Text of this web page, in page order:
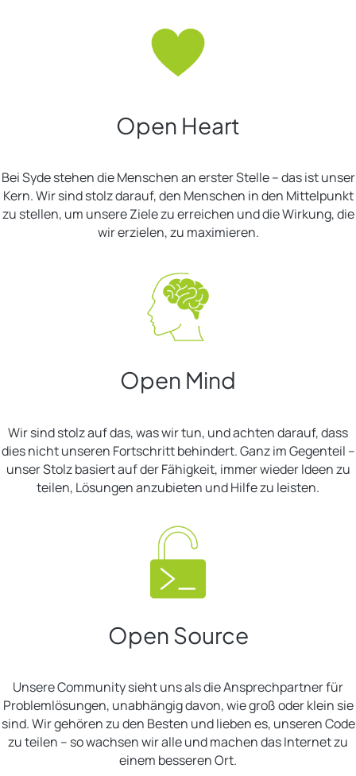
Open Heart
Bei Syde stehen die Menschen an erster Stelle – das ist unser
Kern. Wir sind stolz darauf, den Menschen in den Mittelpunkt
zu stellen, um unsere Ziele zu erreichen und die Wirkung, die
wir erzielen, zu maximieren.
Open Mind
Wir sind stolz auf das, was wir tun, und achten darauf, dass
dies nicht unseren Fortschritt behindert. Ganz im Gegenteil –
unser Stolz basiert auf der Fähigkeit, immer wieder Ideen zu
teilen, Lösungen anzubieten und Hilfe zu leisten.
Open Source
Unsere Community sieht uns als die Ansprechpartner für
Problemlösungen, unabhängig davon, wie groß oder klein sie
sind. Wir gehören zu den Besten und lieben es, unseren Code
zu teilen – so wachsen wir alle und machen das Internet zu
einem besseren Ort.